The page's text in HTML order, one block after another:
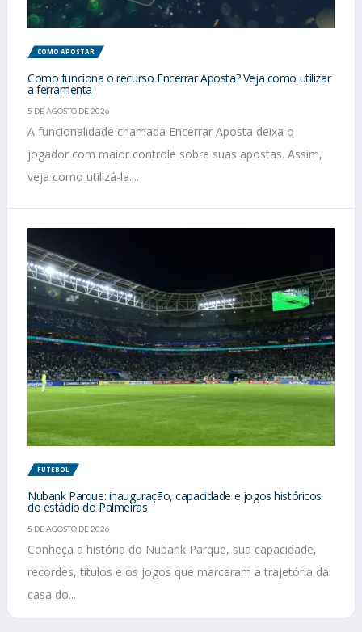
COMO APOSTAR
Como funciona o recurso Encerrar Aposta? Veja como utilizar
a ferramenta
5 DE AGOSTO DE 2026
A funcionalidade chamada Encerrar Aposta deixa o
jogador com maior controle sobre suas apostas. Assim,
veja como utilizá-la....
FUTEBOL
Nubank Parque: inauguração, capacidade e jogos históricos
do estádio do Palmeiras
5 DE AGOSTO DE 2026
Conheça a história do Nubank Parque, sua capacidade,
recordes, títulos e os jogos que marcaram a trajetória da
casa do...